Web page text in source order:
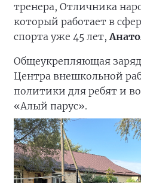
тренера, Отличника
который работает в
спорта уже 45 лет,
Общеукрепляющая
Центра внешкольной
политики для ребят и
«Алый парус».